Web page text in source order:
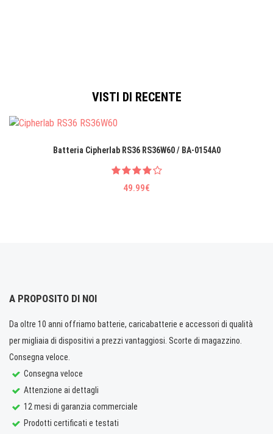
VISTI DI RECENTE
Batteria Cipherlab RS36 RS36W60 / BA-0154A0
49.99€
A PROPOSITO DI NOI
Da oltre 10 anni offriamo batterie, caricabatterie e accessori di qualità
per migliaia di dispositivi a prezzi vantaggiosi. Scorte di magazzino.
Consegna veloce.
Consegna veloce
Attenzione ai dettagli
12 mesi di garanzia commerciale
Prodotti certificati e testati